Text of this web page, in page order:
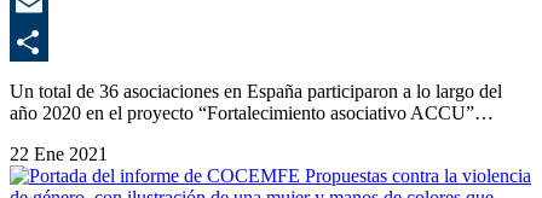
Un total de 36 asociaciones en España participaron a lo largo del
año 2020 en el proyecto “Fortalecimiento asociativo ACCU”…
22 Ene 2021